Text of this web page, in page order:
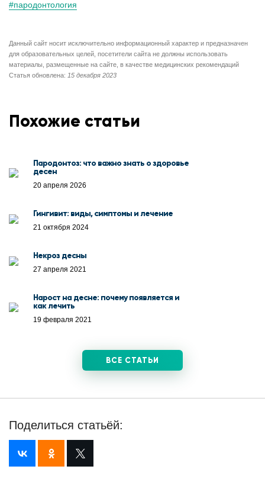
#пародонтология
Данный сайт носит исключительно информационный характер и предназначен
для образовательных целей, посетители сайта не должны использовать
материалы, размещенные на сайте, в качестве медицинских рекомендаций
Статья обновлена: 15 декабря 2023
Похожие статьи
Пародонтоз: что важно знать о здоровье
десен
20 апреля 2026
Гингивит: виды, симптомы и лечение
21 октября 2024
Некроз десны
27 апреля 2021
Нарост на десне: почему появляется и
как лечить
19 февраля 2021
ВСЕ СТАТЬИ
Поделиться статьёй: